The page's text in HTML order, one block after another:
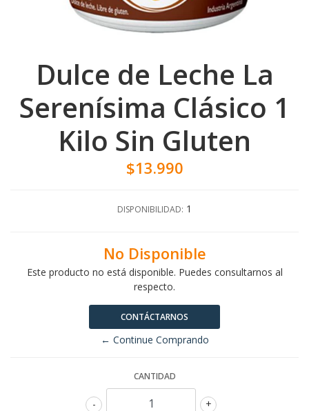
Dulce de Leche La
Serenísima Clásico 1
Kilo Sin Gluten
$13.990
DISPONIBILIDAD: 1
No Disponible
Este producto no está disponible. Puedes consultarnos al
respecto.
CONTÁCTARNOS
← Continue Comprando
CANTIDAD
+
-